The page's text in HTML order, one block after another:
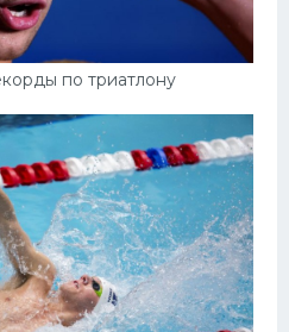
по триатлону